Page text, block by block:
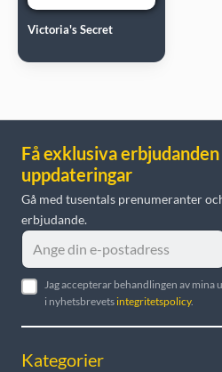
Victoria's Secret
Få exklusiva
uppdateringar
Gå med tusentals prenumeranter
erbjudande.
Jag accepterar behandlingen av
i nyhetsbrevets integritetspolicy.
Kategorier